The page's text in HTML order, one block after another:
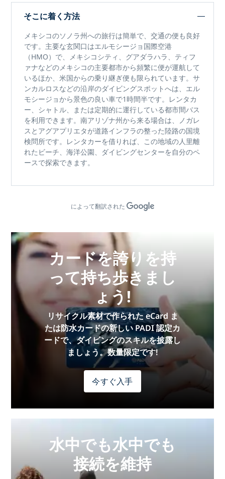
そこに着く方法
メキシコのソノラ州への旅行は簡単で、交通の便も良好
です。主要な玄関口はエルモシージョ国際空港
（HMO） で、 メキシコシティ、グアダラハラ
ティフ
ァナなどのメキシコの主要都市から頻繁に便が運航して
いるほか、米国からの乗り継ぎ便も限られています。サ
ンカルロスなどの沿岸のダイビングスポットへは、エル
モシージョから景色の良い車で1時間半です。レンタカ
ー、シャトル、または定期的に運行している都市間バス
を利用できます。南アリゾナ州から来る場合は、
ノガレ
スとアグアプリエタが道路インフラの整った陸路の国境
検問所です。レンタカーを借りれば、この地域の人里離
れたビーチ、海洋公園 、ダイビングセンターを自分のペ
ースで探索できます。
によって翻訳された
カードを誇りを持
って持ち歩きまし
ょう!
リサイクル素材で作られた eCard ま
たは防水カードの新しい PADI 認定カ
ードで、ダイビングのスキルを披露し
ましょう。数量限定です!
今すぐ入手
水中でも水中でも
接続を維持